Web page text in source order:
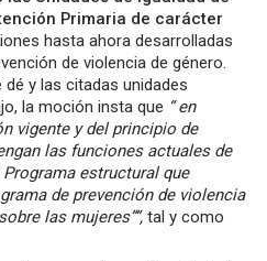
Primaria de carácter
hasta ahora desarrolladas
de violencia de género.
y las citadas unidades
la moción insta que “ en
vigente y del principio de
las funciones actuales de
estructural que
de prevención de violencia
las mujeres””,tal y como